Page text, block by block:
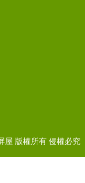
屋 版權所有 侵權